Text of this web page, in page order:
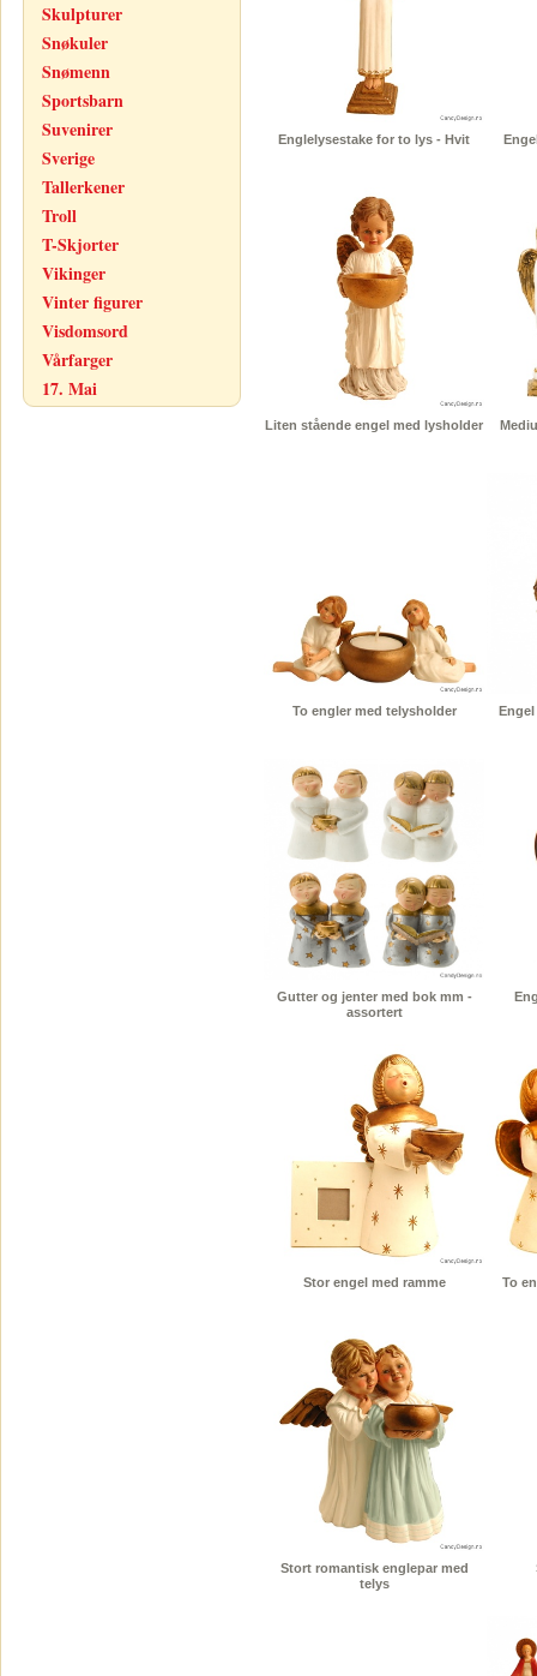
Skulpturer
Snøkuler
Snømenn
Sportsbarn
Suvenirer
Sverige
Tallerkener
Troll
T-Skjorter
Vikinger
Vinter figurer
Visdomsord
Vårfarger
17. Mai
Englelysestake for to lys - Hvit
Liten stående engel med lysholder
To engler med telysholder
Gutter og jenter med bok mm -
assortert
Stor engel med ramme To
Stort romantisk englepar med
telys